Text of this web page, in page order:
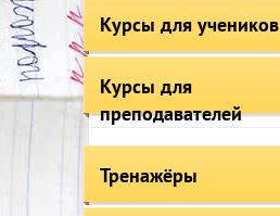
Курсы для учеников
Курсы для
преподавателей
Тренажёры